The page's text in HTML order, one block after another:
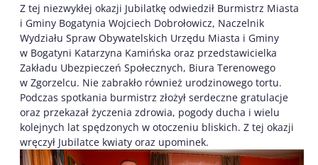
Z tej niezwykłej okazji Jubilatkę odwiedził Burmistrz Miasta
i Gminy Bogatynia Wojciech Dobrołowicz, Naczelnik
Wydziału Spraw Obywatelskich Urzędu Miasta i Gminy
w Bogatyni Katarzyna Kamińska oraz przedstawicielka
Zakładu Ubezpieczeń Społecznych, Biura Terenowego
w Zgorzelcu. Nie zabrakło również urodzinowego tortu.
Podczas spotkania burmistrz złożył serdeczne gratulacje
oraz przekazał życzenia zdrowia, pogody ducha i wielu
kolejnych lat spędzonych w otoczeniu bliskich. Z tej okazji
wręczył Jubilatce kwiaty oraz upominek.